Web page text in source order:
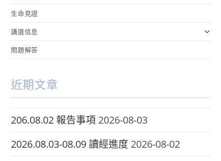
生命見證
講道信息
問題解答
近期文章
206.08.02 報告事項 2026-08-03
2026.08.03-08.09 讀經進度 2026-08-02